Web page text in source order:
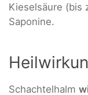
Kieselsäure (bis
Saponine.
Schachtelhalm